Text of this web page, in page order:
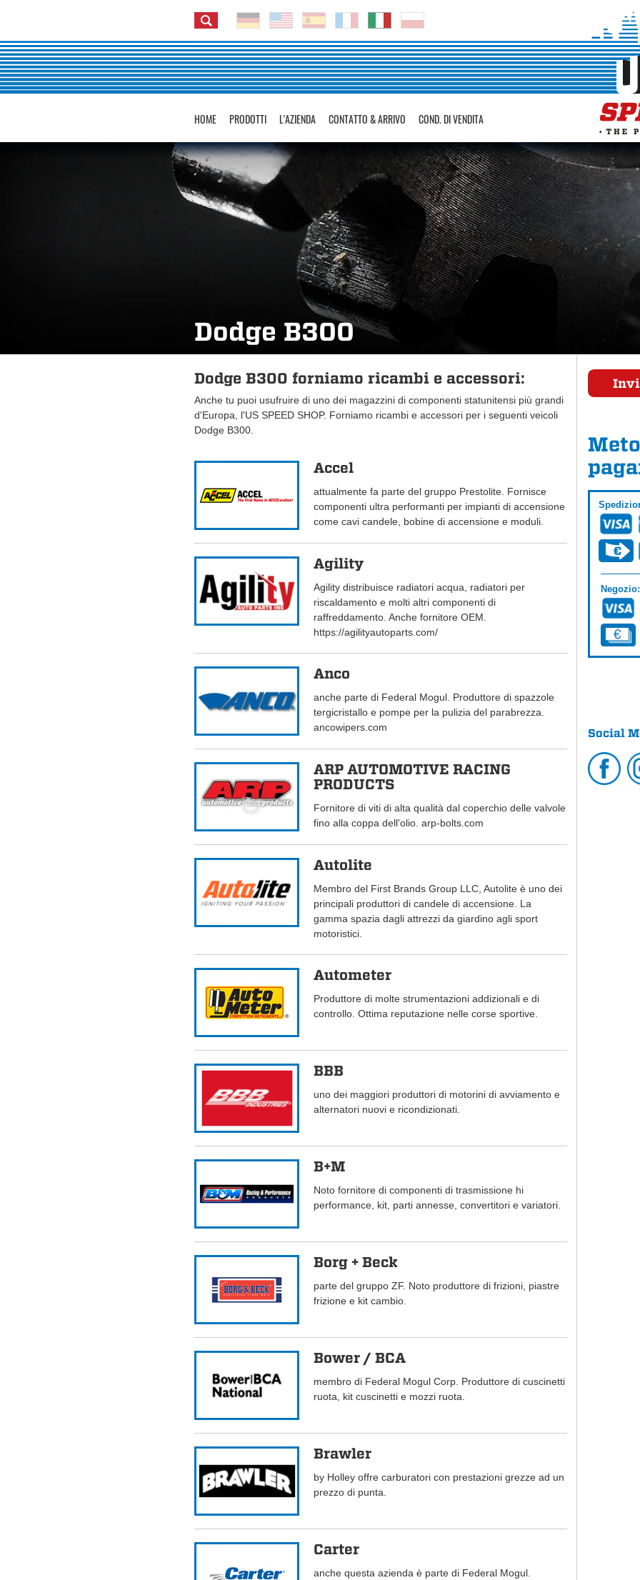
HOME PRODOTTI L'AZIENDA CONTATTO & ARRIVO COND. DI VENDITA
Dodge B300
Dodge B300 forniamo ricambi e accessori:
Anche tu puoi usufruire di uno dei magazzini di componenti statunitensi più grandi
d'Europa, l'US SPEED SHOP. Forniamo ricambi e accessori per i seguenti veicoli
Dodge B300.
Accel
attualmente fa parte del gruppo Prestolite. Fornisce
componenti ultra performanti per impianti di accensione
come cavi candele, bobine di accensione e moduli.
Agility
Agility distribuisce radiatori acqua, radiatori per
riscaldamento e molti altri componenti di
raffreddamento. Anche fornitore OEM.
https://agilityautoparts.com/
Anco
anche parte di Federal Mogul. Produttore di spazzole
tergicristallo e pompe per la pulizia del parabrezza.
ancowipers.com
ARP AUTOMOTIVE RACING
PRODUCTS
Fornitore di viti di alta qualità dal coperchio delle valvole
fino alla coppa dell'olio. arp-bolts.com
Autolite
Membro del First Brands Group LLC, Autolite è uno dei
principali produttori di candele di accensione. La
gamma spazia dagli attrezzi da giardino agli sport
motoristici.
Autometer
Produttore di molte strumentazioni addizionali e di
controllo. Ottima reputazione nelle corse sportive.
BBB
uno dei maggiori produttori di motorini di avviamento e
alternatori nuovi e ricondizionati.
B+M
Noto fornitore di componenti di trasmissione hi
performance, kit, parti annesse, convertitori e variatori.
Borg + Beck
parte del gruppo ZF. Noto produttore di frizioni, piastre
frizione e kit cambio.
Bower / BCA
membro di Federal Mogul Corp. Produttore di cuscinetti
ruota, kit cuscinetti e mozzi ruota.
Brawler
by Holley offre carburatori con prestazioni grezze ad un
prezzo di punta.
Carter
anche questa azienda è parte di Federal Mogul.
Negozio:
Social